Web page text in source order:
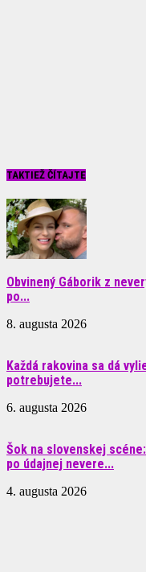
TAKTIEŽ ČÍTAJTE
Obvinený Gáborik z
po...
8. augusta 2026
Každá rakovina sa dá
potrebujete...
6. augusta 2026
Šok na slovenskej
po údajnej nevere...
4. augusta 2026